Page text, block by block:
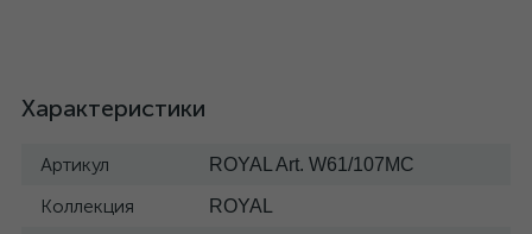
Характеристики
Артикул ROYAL Art. W61/107MC
Коллекция ROYAL